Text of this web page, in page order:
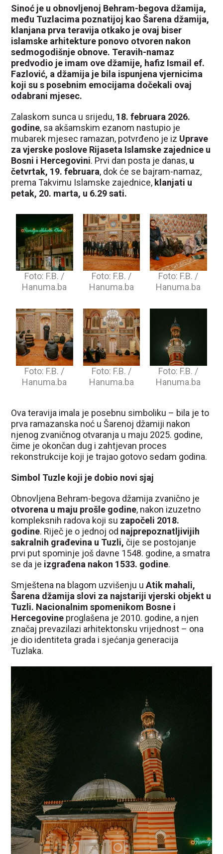
Sinoć je u obnovljenoj Behram-begova džamija,
među Tuzlacima poznatijoj kao Šarena džamija,
klanjana prva teravija otkako je ovaj biser
islamske arhitekture ponovo otvoren nakon
sedmogodišnje obnove. Teravih-namaz
predvodio je imam ove džamije, hafiz Ismail ef.
Fazlović, a džamija je bila ispunjena vjernicima
koji su s posebnim emocijama dočekali ovaj
odabrani mjesec.
Zalaskom sunca u srijedu, 18. februara 2026.
godine, sa akšamskim ezanom nastupio je
mubarek mjesec ramazan, potvrđeno je iz Uprave
za vjerske poslove Rijaseta Islamske zajednice u
Bosni i Hercegovini. Prvi dan posta je danas, u
četvrtak, 19. februara, dok će se bajram-namaz,
prema Takvimu Islamske zajednice, klanjati u
petak, 20. marta, u 6.29 sati.
Foto: F.B. /
Hanuma.ba
Foto: F.B. /
Hanuma.ba
Foto: F.B. /
Hanuma.ba
Foto: F.B. /
Hanuma.ba
Foto: F.B. /
Hanuma.ba
Foto: F.B. /
Hanuma.ba
Ova teravija imala je posebnu simboliku – bila je to
prva ramazanska noć u Šarenoj džamiji nakon
njenog zvaničnog otvaranja u maju 2025. godine,
čime je okončan dug i zahtjevan proces
rekonstrukcije koji je trajao gotovo sedam godina.
Simbol Tuzle koji je dobio novi sjaj
Obnovljena Behram-begova džamija zvanično je
otvorena u maju prošle godine, nakon izuzetno
kompleksnih radova koji su započeli 2018.
godine. Riječ je o jednoj od najprepoznatljivijih
sakralnih građevina u Tuzli, čije se postojanje
prvi put spominje još davne 1548. godine, a smatra
se da je izgrađena nakon 1533. godine.
Smještena na blagom uzvišenju uAtik mahali,
Šarena džamija slovi za najstariji vjerski objekt u
Tuzli. Nacionalnim spomenikom Bosne i
Hercegovine proglašena je 2010. godine, a njen
značaj prevazilazi arhitektonsku vrijednost – ona
je dio identiteta grada i sjećanja generacija
Tuzlaka.